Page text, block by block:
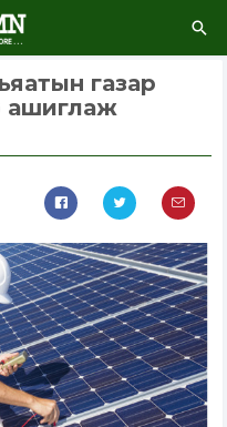
газар
ашиглаж